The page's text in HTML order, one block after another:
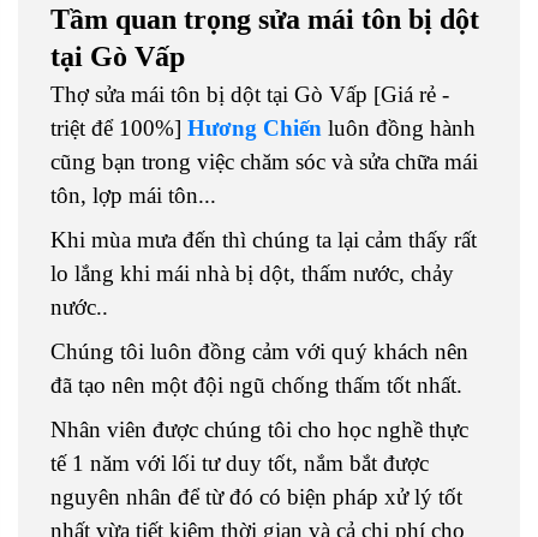
Tầm quan trọng sửa mái tôn bị dột
tại Gò Vấp
Thợ sửa mái tôn bị dột tại Gò Vấp [Giá rẻ -
triệt để 100%] Hương Chiến luôn đồng hành
cũng bạn trong việc chăm sóc và sửa chữa mái
tôn, lợp mái tôn...
Khi mùa mưa đến thì chúng ta lại cảm thấy rất
lo lắng khi mái nhà bị dột, thấm nước, chảy
nước..
Chúng tôi luôn đồng cảm với quý khách nên
đã tạo nên một đội ngũ chống thấm tốt nhất.
Nhân viên được chúng tôi cho học nghề thực
tế 1 năm với lối tư duy tốt, nắm bắt được
nguyên nhân để từ đó có biện pháp xử lý tốt
nhất vừa tiết kiệm thời gian và cả chi phí cho